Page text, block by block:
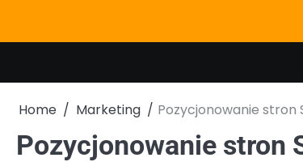
content
Home Marketing Pozycjonowanie stron
Pozycjonowanie stron